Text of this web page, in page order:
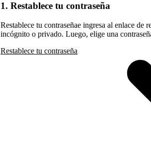
1. Restablece tu contraseña
Restablece tu contraseñae ingresa al enlace de
incógnito o privado. Luego, elige una
Restablece tu contraseña